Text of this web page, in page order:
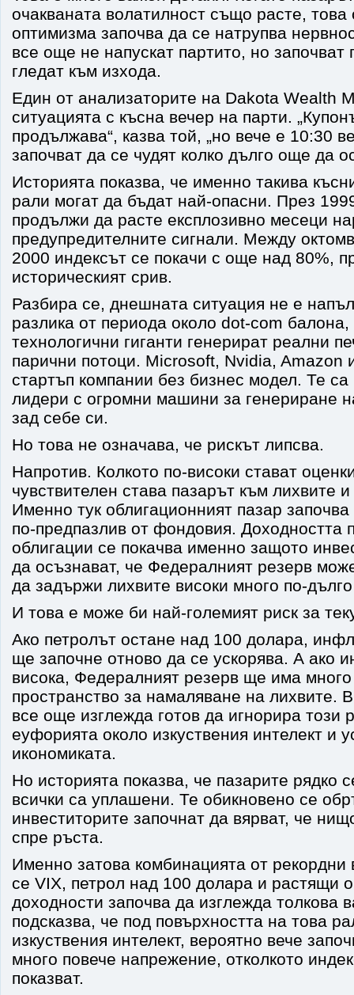
очакваната волатилност също расте, това
оптимизма започва да се натрупва
все още не напускат партито, но започват
гледат към изхода.
Един от анализаторите на Dakota Wealth
ситуацията с късна вечер на парти.
продължава“, казва той, „но вече е 10:30
започват да се чудят колко дълго още да
Историята показва, че именно такива
рали могат да бъдат най-опасни. През
продължи да расте експлозивно месеци
предупредителните сигнали. Между
2000 индексът се покачи с още над 80%,
историческият срив.
Разбира се, днешната ситуация не е
разлика от периода около dot-com
технологични гиганти генерират реални
парични потоци. Microsoft, Nvidia, Amazon
стартъп компании без бизнес модел. Те
лидери с огромни машини за генериране
зад себе си.
Но това не означава, че рискът липсва.
Напротив. Колкото по-високи стават
чувствителен става пазарът към лихвите
Именно тук облигационният пазар
по-предпазлив от фондовия. Доходността
облигации се покачва именно защото
да осъзнават, че Федералният резерв
да задържи лихвите високи много по-
И това е може би най-големият риск за
Ако петролът остане над 100 долара,
ще започне отново да се ускорява. А ако
висока, Федералният резерв ще има
пространство за намаляване на лихвите.
все още изглежда готов да игнорира този
еуфорията около изкуствения интелект и
икономиката.
Но историята показва, че пазарите рядко
всички са уплашени. Те обикновено се
инвеститорите започнат да вярват, че
спре ръста.
Именно затова комбинацията от рекордни
се VIX, петрол над 100 долара и растящи
доходности започва да изглежда толкова
подсказва, че под повърхността на това
изкуствения интелект, вероятно вече
много повече напрежение, отколкото
показват.